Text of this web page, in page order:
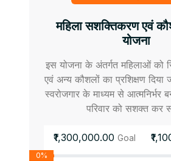
महिला सशक्तिकरण एवं
योजना
इस योजना के अंतर्गत महिलाओं को
एवं अन्य कौशलों का प्रशिक्षण
स्वरोजगार के माध्यम से
परिवार को सशक्त कर
₹1,300,000.00 Goal
0%